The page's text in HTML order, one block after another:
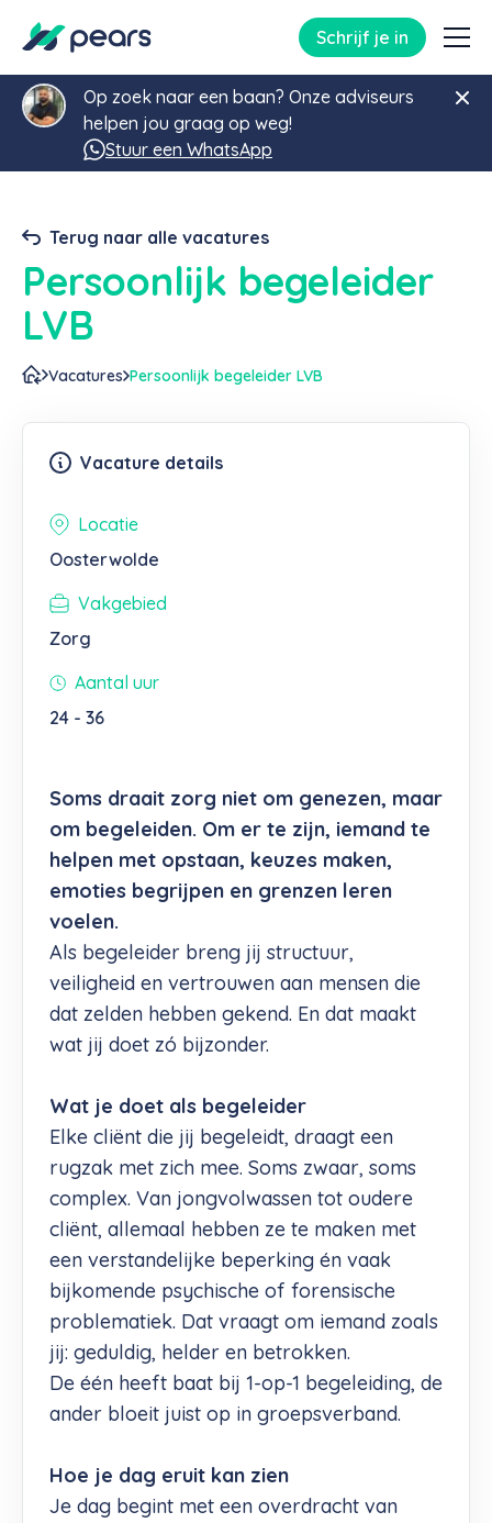
Schrijf je in
Op zoek naar een baan? Onze adviseurs
helpen jou graag op weg!
Stuur een WhatsApp
Terug naar alle vacatures
Persoonlijk begeleider
LVB
Vacatures Persoonlijk begeleider LVB
Vacature details
Locatie
Oosterwolde
Vakgebied
Zorg
Aantal uur
24 - 36
Soms draait zorg niet om genezen, maar
om begeleiden. Om er te zijn, iemand te
helpen met opstaan, keuzes maken,
emoties begrijpen en grenzen leren
voelen.
Als begeleider breng jij structuur,
veiligheid en vertrouwen aan mensen die
dat zelden hebben gekend. En dat maakt
wat jij doet zó bijzonder.
Wat je doet als begeleider
Elke cliënt die jij begeleidt, draagt een
rugzak met zich mee. Soms zwaar, soms
complex. Van jongvolwassen tot oudere
cliënt, allemaal hebben ze te maken met
een verstandelijke beperking én vaak
bijkomende psychische of forensische
problematiek. Dat vraagt om iemand zoals
jij: geduldig, helder en betrokken.
De één heeft baat bij 1-op-1 begeleiding, de
ander bloeit juist op in groepsverband.
Hoe je dag eruit kan zien
Je dag begint met een overdracht van